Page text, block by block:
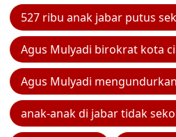
527 ribu anak jabar putus
Agus Mulyadi birokrat kota
Agus Mulyadi
anak-anak di jabar tidak